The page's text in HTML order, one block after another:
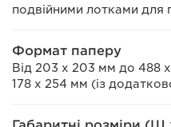
подвійними лотками для
Формат паперу
Від 203 x 203 мм до 488
178 х 254 мм (із